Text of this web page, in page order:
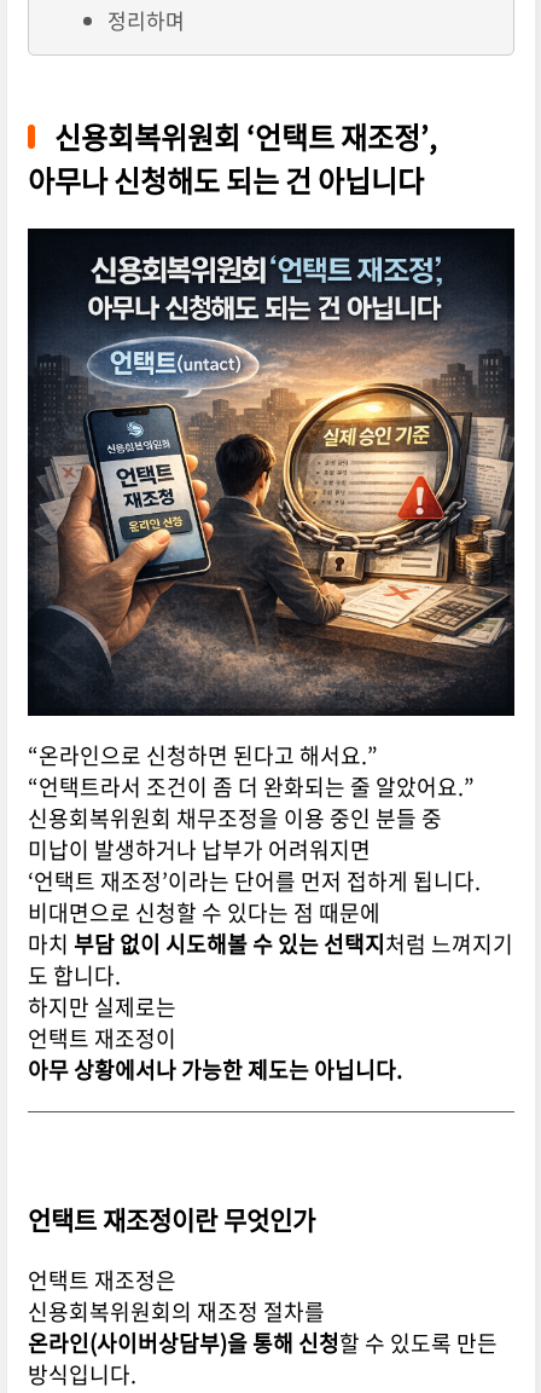
정리하며
신용회복위원회 ‘언택트 재조정’,
아무나 신청해도 되는 건 아닙니다
“온라인으로 신청하면 된다고 해서요.”
“언택트라서 조건이 좀 더 완화되는 줄 알았어요.”
신용회복위원회 채무조정을 이용 중인 분들 중
미납이 발생하거나 납부가 어려워지면
‘언택트 재조정’이라는 단어를 먼저 접하게 됩니다.
비대면으로 신청할 수 있다는 점 때문에
마치 부담 없이 시도해볼 수 있는 선택지처럼 느껴지기
도 합니다.
하지만 실제로는
언택트 재조정이
아무 상황에서나 가능한 제도는 아닙니다.
언택트 재조정이란 무엇인가
언택트 재조정은
신용회복위원회의 재조정 절차를
온라인(사이버상담부)을 통해 신청할 수 있도록 만든
방식입니다.